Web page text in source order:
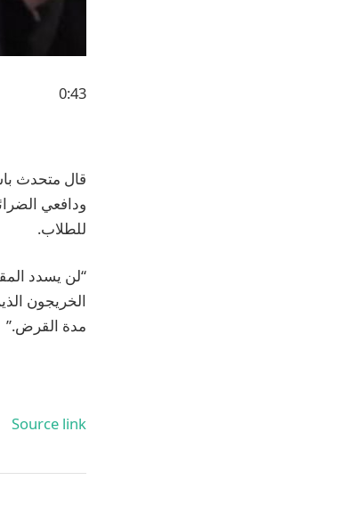
0:43
قال متحدث
للطلاب.
“لن يسدد
الخريجون
مدة القرض.”
Source link